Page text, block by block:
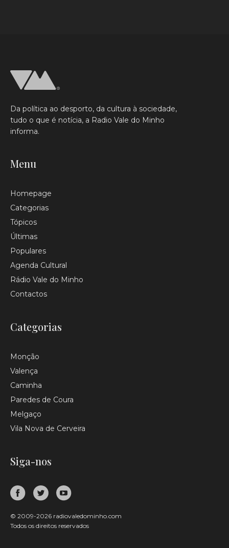
Da política ao desporto, da cultura à sociedade,
tudo o que é notícia, a Radio Vale do Minho
informa.
Menu
Homepage
Categorias
Tópicos
Últimas
Populares
Agenda Cultural
Rádio Vale do Minho
Contactos
Categorias
Monção
Valença
Caminha
Paredes de Coura
Melgaço
Vila Nova de Cerveira
Siga-nos
© 2009-2026 radiovaledominho.com
Todos os direitos reservados